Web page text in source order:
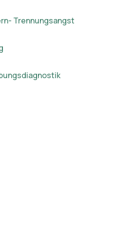
Trennungsangst